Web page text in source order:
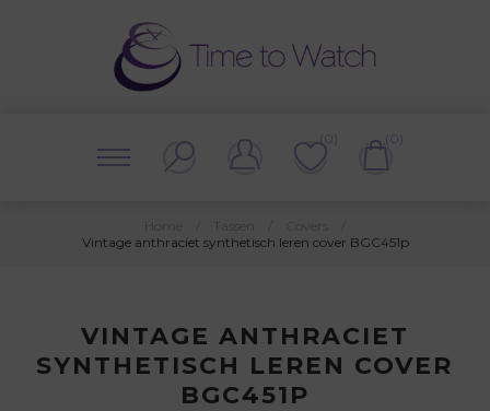
(0) (0)
Vintage anthraciet synthetisch leren cover BGC451p
VINTAGE ANTHRACIET
SYNTHETISCH LEREN COVER
BGC451P